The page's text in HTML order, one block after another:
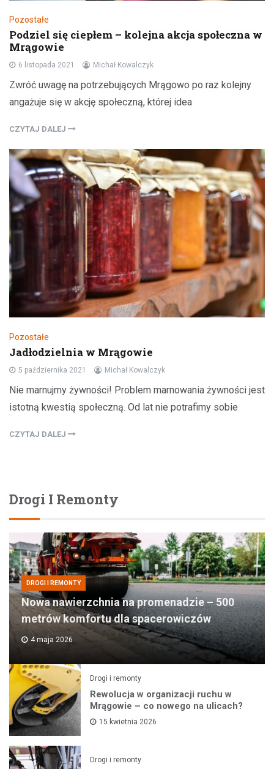
Pozostałe
Podziel się ciepłem – kolejna akcja społeczna w
Mrągowie
6 listopada 2021 Michał Kowalczyk
Zwróć uwagę na potrzebujących Mrągowo po raz kolejny
angażuje się w akcję społeczną, której idea
CZYTAJ DALEJ
Pozostałe
Jadłodzielnia w Mrągowie
5 października 2021 Michał Kowalczyk
Nie marnujmy żywności! Problem marnowania żywności jest
istotną kwestią społeczną. Od lat nie potrafimy sobie
CZYTAJ DALEJ
Drogi I Remonty
DROGI I REMONTY
Nowa nawierzchnia na promenadzie – 500
metrów komfortu dla spacerowiczów
4 maja 2026
Drogi i remonty
Rewolucja w organizacji ruchu w
Mrągowie – co nowego na ulicach?
15 kwietnia 2026
Drogi i remonty